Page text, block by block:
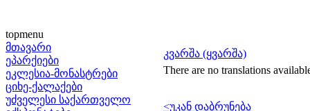
topmenu
მთავარი
ეპარქიები
ეკლესია-მონასტრები
ციხე-ქალაქები
უძველესი საქართველო
კვარშა (ყვარშა)
There are no translations
<უკან დაბრუნება